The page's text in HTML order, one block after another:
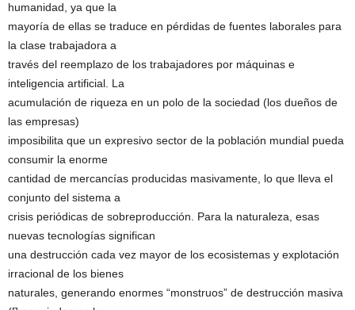
humanidad, ya que la
mayoría de ellas se traduce en pérdidas de fuentes laborales para
la clase trabajadora a
través del reemplazo de los trabajadores por máquinas e
inteligencia artificial. La
acumulación de riqueza en un polo de la sociedad (los dueños de
las empresas)
imposibilita que un expresivo sector de la población mundial pueda
consumir la enorme
cantidad de mercancías producidas masivamente, lo que lleva el
conjunto del sistema a
crisis periódicas de sobreproducción. Para la naturaleza, esas
nuevas tecnologías significan
una destrucción cada vez mayor de los ecosistemas y explotación
irracional de los bienes
naturales, generando enormes “monstruos” de destrucción masiva